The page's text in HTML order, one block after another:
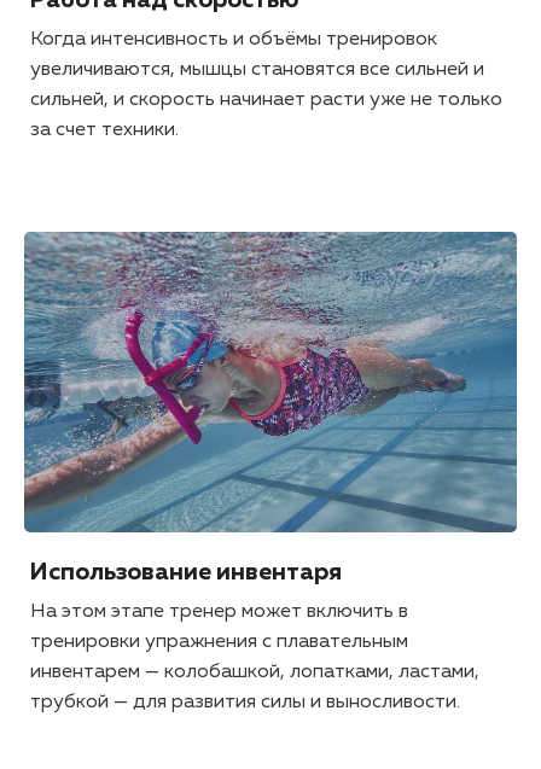
Когда интенсивность и объёмы тренировок
увеличиваются, мышцы становятся все сильней и
сильней, и скорость начинает расти уже не только
за счет техники.
Использование инвентаря
На этом этапе тренер может включить в
тренировки упражнения с плавательным
инвентарем — колобашкой, лопатками, ластами,
трубкой — для развития силы и выносливости.